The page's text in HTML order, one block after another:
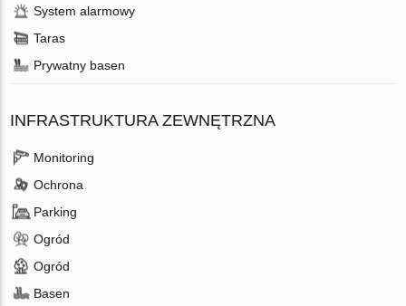
System alarmowy
Taras
Prywatny basen
INFRASTRUKTURA ZEWNĘTRZNA
Monitoring
Ochrona
Parking
Ogród
Ogród
Basen